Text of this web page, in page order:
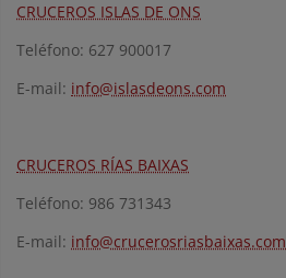
CRUCEROS ISLAS DE ONS
Teléfono: 627 900017
E-mail: info@islasdeons.com
CRUCEROS RÍAS BAIXAS
Teléfono: 986 731343
E-mail: info@crucerosriasbaixas.com